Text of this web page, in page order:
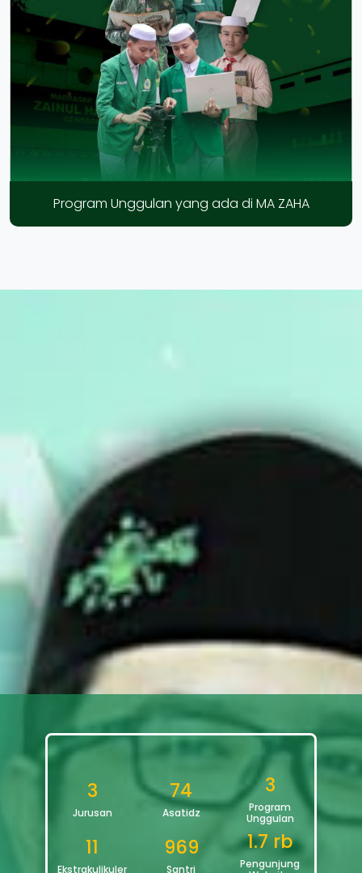
Program Unggulan yang ada di MA ZAHA
3
Jurusan
74
Asatidz
3
Program
Unggulan
11
Ekstrakulikuler
969
Santri
1.7 rb
Pengunjung